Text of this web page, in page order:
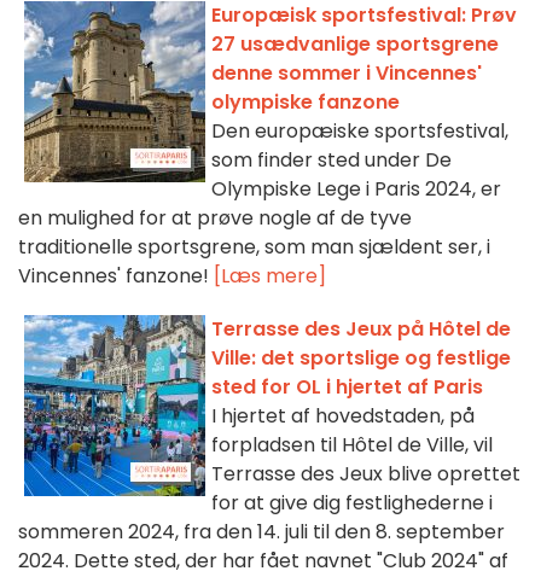
Europæisk sportsfestival: Prøv
27 usædvanlige sportsgrene
denne sommer i Vincennes'
olympiske fanzone
Den europæiske sportsfestival,
som finder sted under De
Olympiske Lege i Paris 2024, er
en mulighed for at prøve nogle af de tyve
traditionelle sportsgrene, som man sjældent ser, i
Vincennes' fanzone! [Læs mere]
Terrasse des Jeux på Hôtel de
Ville: det sportslige og festlige
sted for OL i hjertet af Paris
I hjertet af hovedstaden, på
forpladsen til Hôtel de Ville, vil
Terrasse des Jeux blive oprettet
for at give dig festlighederne i
sommeren 2024, fra den 14. juli til den 8. september
2024. Dette sted, der har fået navnet "Club 2024" af